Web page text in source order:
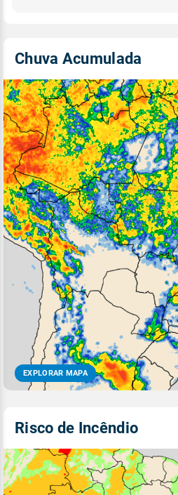
Chuva Acumulada
EXPLORAR MAPA
Risco de Incêndio